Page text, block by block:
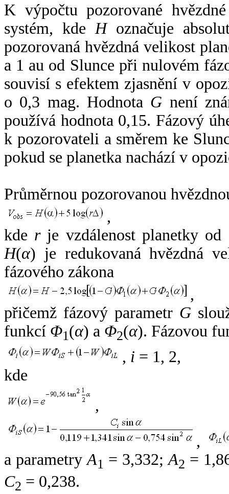
K výpočtu pozorované
systém, kde Hoznačuje
pozorovaná hvězdná velikost
a 1 au od Slunce při nulovém
souvisí s efektem zjasnění v
o 0,3 mag. Hodnota G není
používá hodnota 0,15. Fázový
k pozorovateli a směrem ke
pokud se planetka nachází v
Průměrnou pozorovanou
,
kde rje vzdálenost planetky od
H(α) je redukovaná hvězdná
fázového zákona
,
přičemž fázový parametr G
funkcí Φ1(α) a Φ2(α). Fázovou
, i = 1, 2,
kde
,
,
a parametryA1 = 3,332;A2 =
C2 = 0,238.